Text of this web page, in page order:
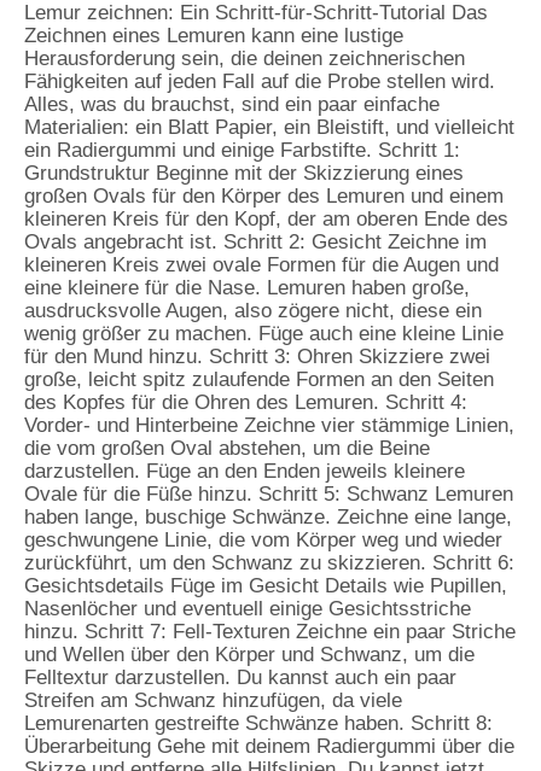
Lemur zeichnen: Ein Schritt-für-Schritt-Tutorial Das
Zeichnen eines Lemuren kann eine lustige
Herausforderung sein, die deinen zeichnerischen
Fähigkeiten auf jeden Fall auf die Probe stellen wird.
Alles, was du brauchst, sind ein paar einfache
Materialien: ein Blatt Papier, ein Bleistift, und vielleicht
ein Radiergummi und einige Farbstifte. Schritt 1:
Grundstruktur Beginne mit der Skizzierung eines
großen Ovals für den Körper des Lemuren und einem
kleineren Kreis für den Kopf, der am oberen Ende des
Ovals angebracht ist. Schritt 2: Gesicht Zeichne im
kleineren Kreis zwei ovale Formen für die Augen und
eine kleinere für die Nase. Lemuren haben große,
ausdrucksvolle Augen, also zögere nicht, diese ein
wenig größer zu machen. Füge auch eine kleine Linie
für den Mund hinzu. Schritt 3: Ohren Skizziere zwei
große, leicht spitz zulaufende Formen an den Seiten
des Kopfes für die Ohren des Lemuren. Schritt 4:
Vorder- und Hinterbeine Zeichne vier stämmige Linien,
die vom großen Oval abstehen, um die Beine
darzustellen. Füge an den Enden jeweils kleinere
Ovale für die Füße hinzu. Schritt 5: Schwanz Lemuren
haben lange, buschige Schwänze. Zeichne eine lange,
geschwungene Linie, die vom Körper weg und wieder
zurückführt, um den Schwanz zu skizzieren. Schritt 6:
Gesichtsdetails Füge im Gesicht Details wie Pupillen,
Nasenlöcher und eventuell einige Gesichtsstriche
hinzu. Schritt 7: Fell-Texturen Zeichne ein paar Striche
und Wellen über den Körper und Schwanz, um die
Felltextur darzustellen. Du kannst auch ein paar
Streifen am Schwanz hinzufügen, da viele
Lemurenarten gestreifte Schwänze haben. Schritt 8:
Überarbeitung Gehe mit deinem Radiergummi über die